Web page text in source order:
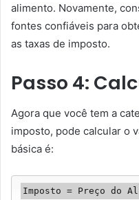
alimento. Novamente,
fontes confiáveis para
as taxas de imposto.
Passo 4:
Agora que você tem a
imposto, pode calcular o
básica é:
Imposto = Preço do